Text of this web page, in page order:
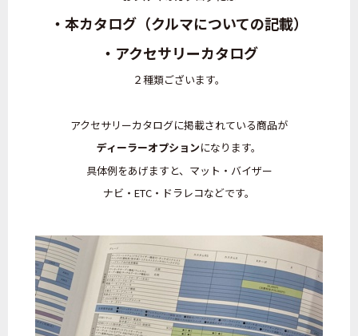
・本カタログ（クルマについての記載）
・アクセサリーカタログ
２種類ございます。
アクセサリーカタログに掲載されている商品が
ディーラーオプションになります。
具体例をあげますと、マット・バイザー
ナビ・ETC・ドラレコなどです。